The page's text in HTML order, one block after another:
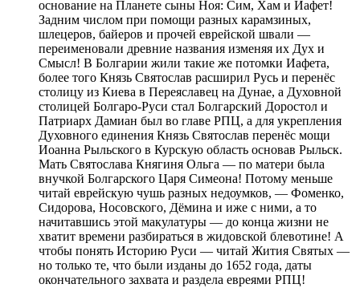
основание на Планете сыны Ноя: Сим, Хам и Иафет!
Задним числом при помощи разных карамзиных,
шлецеров, байеров и прочей еврейской швали —
переименовали древние названия изменяя их Дух и
Смысл! В Болгарии жили такие же потомки Иафета,
более того Князь Святослав расширил Русь и перенёс
столицу из Киева в Переяславец на Дунае, а Духовной
столицей Болгаро-Руси стал Болгарский Доростол и
Патриарх Дамиан был во главе РПЦ, а для укрепления
Духовного единения Князь Святослав перенёс мощи
Иоанна Рыльского в Курскую область основав Рыльск.
Мать Святослава Княгиня Ольга — по матери была
внучкой Болгарского Царя Симеона! Потому меньше
читай еврейскую чушь разных недоумков, — Фоменко,
Сидорова, Носовского, Дёмина и иже с ними, а то
начитавшись этой макулатуры — до конца жизни не
хватит времени разбираться в жидовской блевотине! А
чтобы понять Историю Руси — читай Жития Святых —
но только те, что были изданы до 1652 года, даты
окончательного захвата и раздела евреями РПЦ!